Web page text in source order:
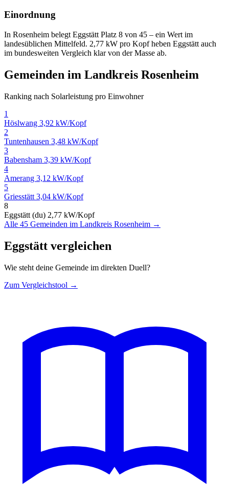
Einordnung
In Rosenheim belegt Eggstätt Platz 8 von 45 – ein Wert im
landesüblichen Mittelfeld. 2,77 kW pro Kopf heben Eggstätt auch
im bundesweiten Vergleich klar von der Masse ab.
Gemeinden im Landkreis Rosenheim
Ranking nach Solarleistung pro Einwohner
1
Höslwang 3,92 kW/Kopf
2
Tuntenhausen 3,48 kW/Kopf
3
Babensham 3,39 kW/Kopf
4
Amerang 3,12 kW/Kopf
5
Griesstätt 3,04 kW/Kopf
8
Eggstätt (du) 2,77 kW/Kopf
Alle 45 Gemeinden im Landkreis Rosenheim →
Eggstätt vergleichen
Wie steht deine Gemeinde im direkten Duell?
Zum Vergleichstool →